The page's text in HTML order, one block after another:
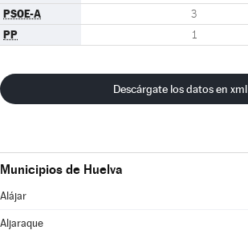
PSOE-A 3
PP 1
Descárgate los datos en xml
Municipios de Huelva
Alájar
Aljaraque